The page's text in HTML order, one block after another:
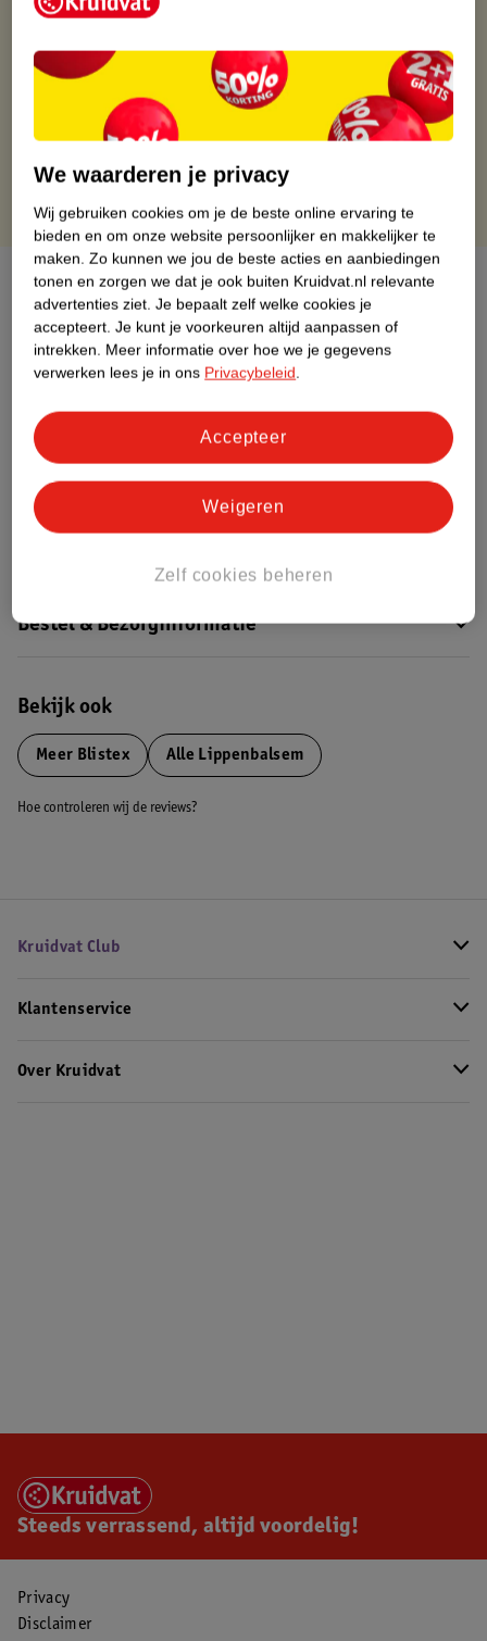
Op werkdagen voor 22:00 uur besteld, volgende dag in huis
Gratis thuisbezorgd vanaf 50.00
Gratis retourneren binnen 30 dagen
Gratis punten met je Kruidvat kaart
Over dit product
Productinformatie
Nature Impact Score
Impact Score.
Meer informatie
Bestel & Bezorginformatie
Bekijk ook
Meer Blistex Alle Lippenbalsem
Hoe controleren wij de reviews?
Kruidvat Club
Klantenservice
Over Kruidvat
Steeds verrassend, altijd voordelig!
Privacy
Disclaimer
We waarderen je privacy
Wij gebruiken cookies om je de beste online ervaring te
bieden en om onze website persoonlijker en makkelijker te
maken. Zo kunnen we jou de beste acties en aanbiedingen
tonen en zorgen we dat je ook buiten Kruidvat.nl relevante
advertenties ziet. Je bepaalt zelf welke cookies je
accepteert. Je kunt je voorkeuren altijd aanpassen of
intrekken. Meer informatie over hoe we je gegevens
verwerken lees je in ons Privacybeleid.
Zelf cookies beheren
Weigeren
Accepteer